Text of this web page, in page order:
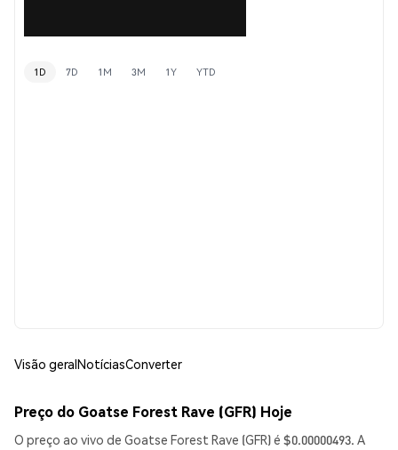
1D 7D 1M 3M 1Y YTD
Visão geralNotíciasConverter
Preço do Goatse Forest Rave (GFR) Hoje
O preço ao vivo de Goatse Forest Rave (GFR) é $0.00000493. A